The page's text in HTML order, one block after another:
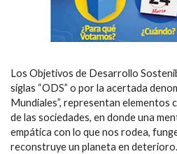
Los Objetivos de Desarrollo
siglas “ODS” o por la acertada
Mundiales”, representan elementos
de las sociedades, en donde una
empática con lo que nos rodea,
reconstruye un planeta en deterioro.